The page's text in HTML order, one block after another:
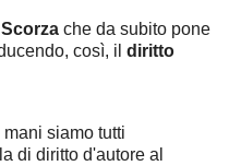
che da subito pone
così, il diritto
siamo tutti
di diritto d'autore al